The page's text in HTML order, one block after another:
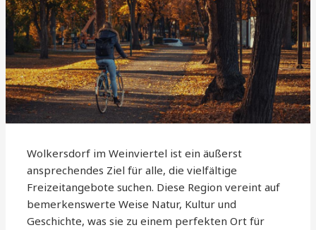
Wolkersdorf im Weinviertel ist ein äußerst
ansprechendes Ziel für alle, die vielfältige
Freizeitangebote suchen. Diese Region vereint auf
bemerkenswerte Weise Natur, Kultur und
Geschichte, was sie zu einem perfekten Ort für